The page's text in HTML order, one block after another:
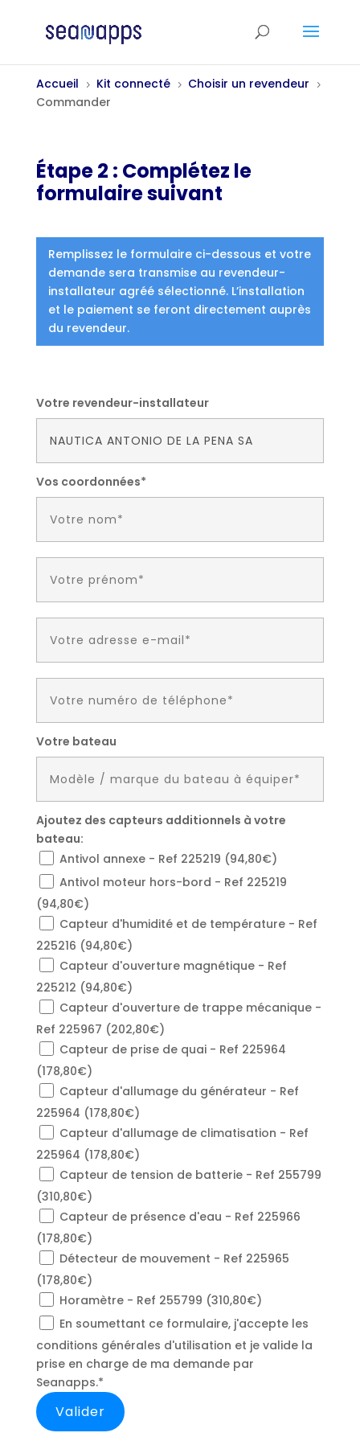
Accueil 5 Kit connecté 5 Choisir un revendeur 5
Commander
Étape 2 : Complétez le
formulaire suivant
Remplissez le formulaire ci-dessous et votre
demande sera transmise au revendeur-
installateur agréé sélectionné. L’installation
et le paiement se feront directement auprès
du revendeur.
Votre revendeur-installateur
Vos coordonnées*
Votre bateau
Ajoutez des capteurs additionnels à votre
bateau:
Antivol annexe - Ref 225219 (94,80€)
Antivol moteur hors-bord - Ref 225219
(94,80€)
Capteur d'humidité et de température - Ref
225216 (94,80€)
Capteur d'ouverture magnétique - Ref
225212 (94,80€)
Capteur d'ouverture de trappe mécanique -
Ref 225967 (202,80€)
Capteur de prise de quai - Ref 225964
(178,80€)
Capteur d'allumage du générateur - Ref
225964 (178,80€)
Capteur d'allumage de climatisation - Ref
225964 (178,80€)
Capteur de tension de batterie - Ref 255799
(310,80€)
Capteur de présence d'eau - Ref 225966
(178,80€)
Détecteur de mouvement - Ref 225965
(178,80€)
Horamètre - Ref 255799 (310,80€)
En soumettant ce formulaire, j'accepte les
conditions générales d'utilisation et je valide la
prise en charge de ma demande par
Seanapps.*